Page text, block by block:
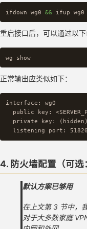
ifdown wg0 &&
重启接口后，可以通过以
wg show
正常输出应类似如下：
interface: wg0
public key:
  private key: (hidden)
4. 防火墙配置（可选
默认方案已够用
在上文第 3 节中，
对于大多数家庭